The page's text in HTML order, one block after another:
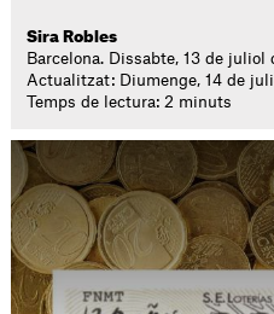
Sira Robles
Barcelona. Dissabte, 13 de juliol
Actualitzat: Diumenge, 14 de
Temps de lectura: 2 minuts